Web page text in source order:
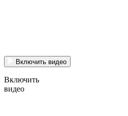
Включить видео
Включить
видео